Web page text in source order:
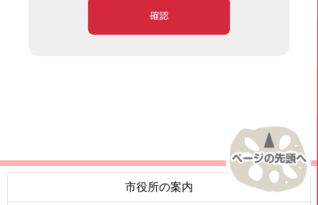
確認
市役所の案内